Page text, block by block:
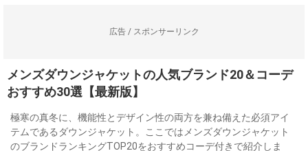
広告 / スポンサーリンク
メンズダウンジャケットの人気ブランド20＆コーデ
おすすめ30選【最新版】
極寒の真冬に、機能性とデザイン性の両方を兼ね備えた必須アイ
テムであるダウンジャケット。ここではメンズダウンジャケット
のブランドランキングTOP20をおすすめコーデ付きで紹介しま